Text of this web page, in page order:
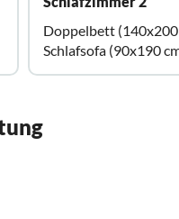
Doppelbett (140x200
Schlafsofa (90x190